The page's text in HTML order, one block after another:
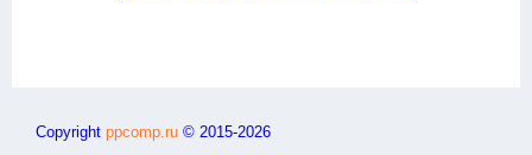
Copyright ppcomp.ru © 2015-2026